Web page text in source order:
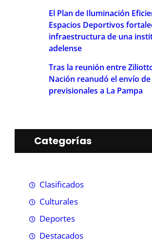
El Plan de Iluminación
Espacios Deportivos
infraestructura de una
adelense
Tras la reunión entre
Nación reanudó el envío
previsionales a La Pampa
Categorías
Clasificados
Culturales
Deportes
Destacados